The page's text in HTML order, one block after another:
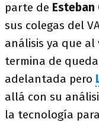
parte de
sus colegas del
análisis ya que al
termina de
adelantada pero
allá con su
la tecnología